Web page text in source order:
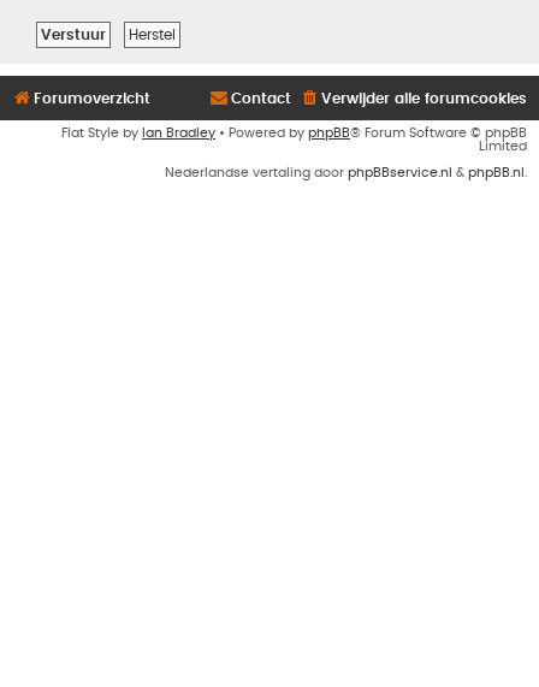
Forumoverzicht Verwijder alle forumcookies
Contact
Flat Style by Ian Bradley • Powered by phpBB® Forum Software © phpBB
Limited
Nederlandse vertaling door phpBBservice.nl & phpBB.nl .